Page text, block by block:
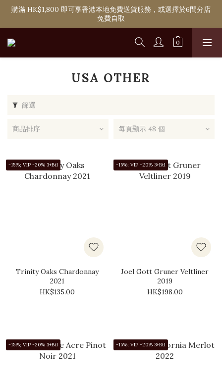
購滿 HK$1,800 即可享香港本地免費送貨服務，或選擇於6間分店
免費自取
購滿 HK$1,800 即可享香港本地免費送貨服務，或選擇於6間分店
免費自取
單次購物淨消費滿 HK$2,000 即可成為Ponti VIP
免費自取
USA OTHER
篩選
商品排序 每頁顯示 48 個
-15%; VIP -20% 3+Btl
Trinity Oaks Chardonnay
2021
HK$135.00
-15%; VIP -20% 3+Btl
Joel Gott Gruner Veltliner
2019
HK$198.00
-15%; VIP -20% 3+Btl -15%; VIP -20% 3+Btl